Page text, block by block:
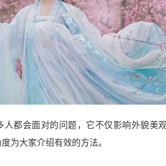
人都会面对的问题，它不仅影响外貌美
为大家介绍有效的方法。